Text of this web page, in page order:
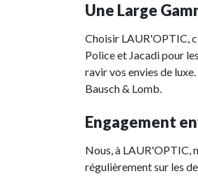
Une Large
Choisir LAUR'OPTIC,
Police et Jacadi pour
ravir vos envies de
Bausch & Lomb.
Engagement
Nous, à LAUR'OPTIC,
régulièrement sur les